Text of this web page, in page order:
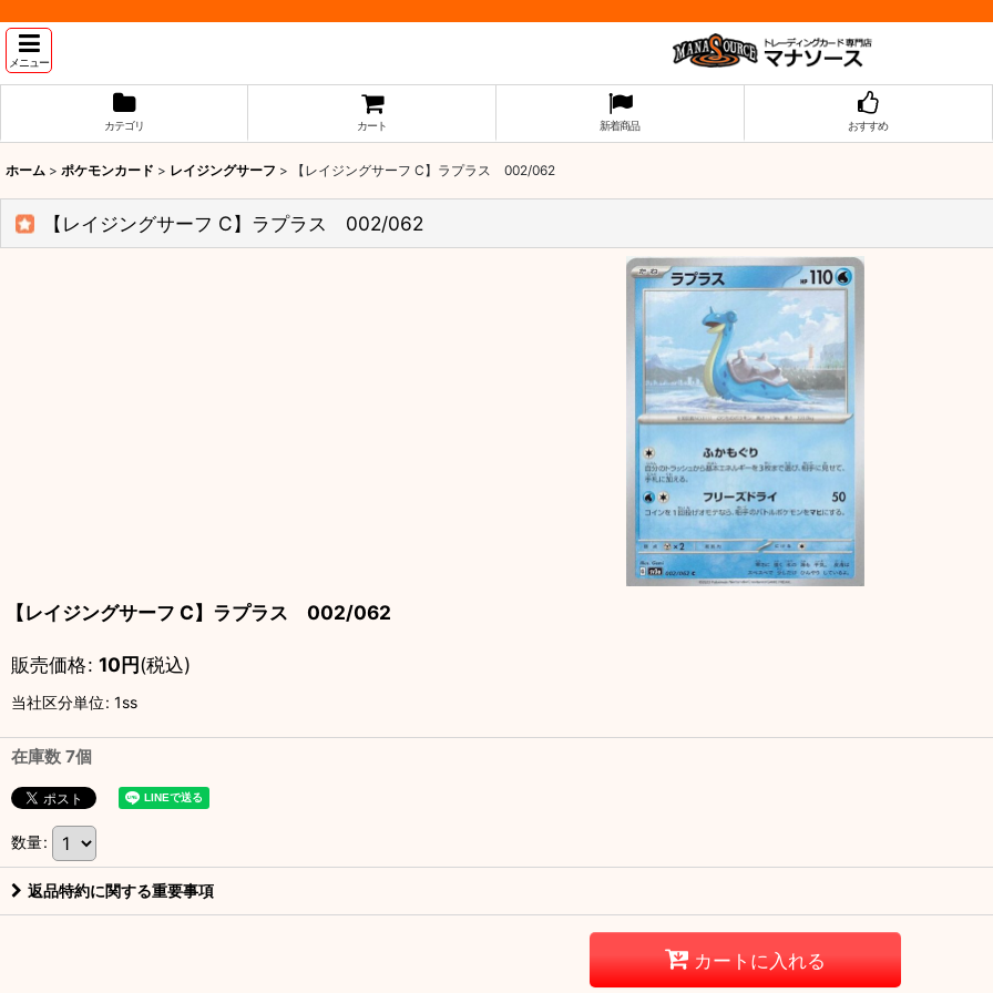
メニュー
カテゴリ カート 新着商品 おすすめ
ホーム > ポケモンカード > レイジングサーフ > 【レイジングサーフ C】ラプラス 002/062
【レイジングサーフ C】ラプラス 002/062
【レイジングサーフ C】ラプラス 002/062
販売価格: 10円(税込)
当社区分単位: 1ss
在庫数 7個
数量:
返品特約に関する重要事項
カートに入れる